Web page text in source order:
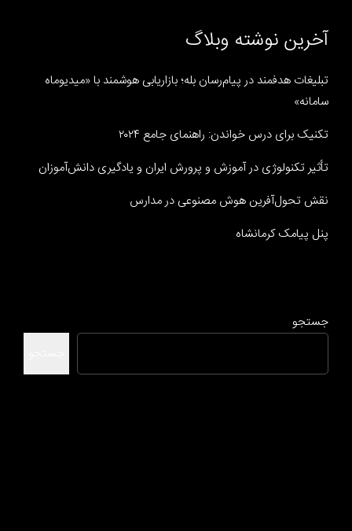
آخرین نوشته وبلاگ
تبلیغات هدفمند در پیام‌رسان بله؛ بازاریابی هوشمند با «میدیوماه
سامانه»
تکنیک برای درس خواندن: راهنمای جامع ۲۰۲۴
تأثیر تکنولوژی در آموزش و پرورش ایران و یادگیری دانش‌آموزان
نقش تحول‌آفرین هوش مصنوعی در مدارس
پنل پیامک کرمانشاه
جستجو